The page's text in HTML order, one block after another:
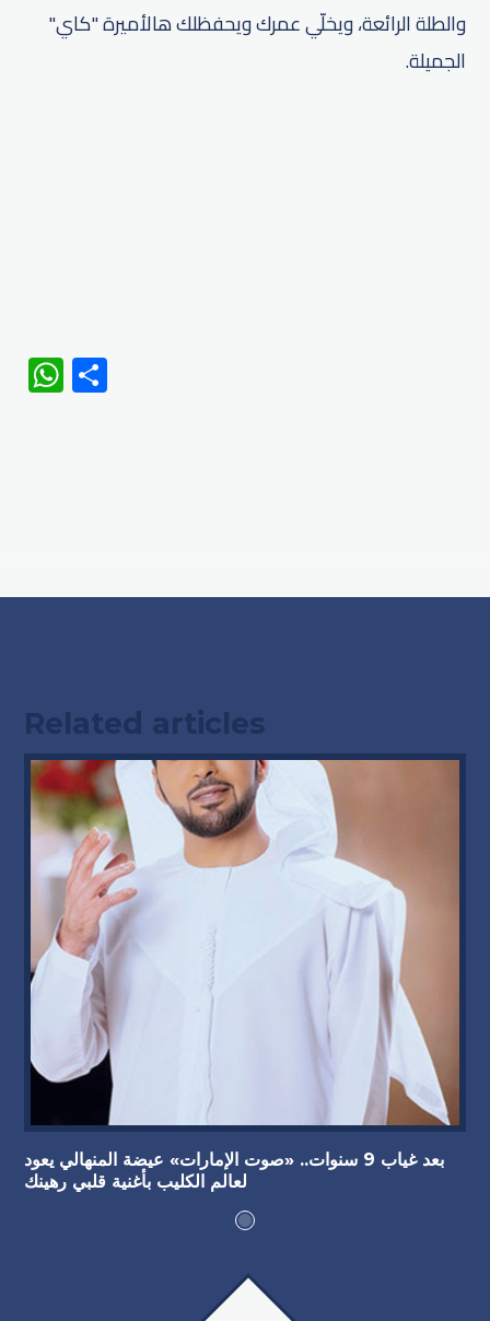
والطلة الرائعة، ويخلّي عمرك ويحفظلك هالأميرة "كاي"
الجميلة.
WhatsApp
Related articles
بعد غياب 9 سنوات.. «صوت الإمارات» عيضة المنهالي يعود
لعالم الكليب بأغنية قلبي رهينك